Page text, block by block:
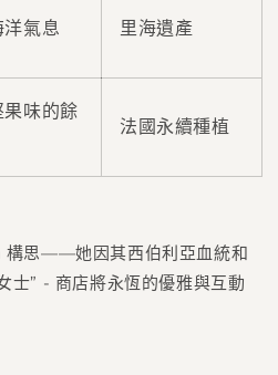
氣息 里海遺產
味的餘
法國永續種植
思——她因其西伯利亞血統和
士” - 商店將永恆的優雅與互動